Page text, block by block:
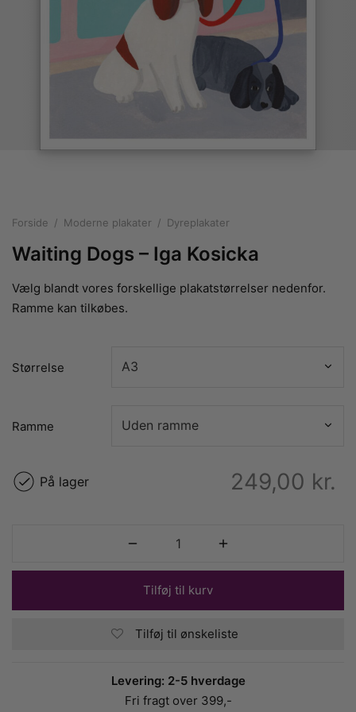
Forside / Moderne plakater / Dyreplakater
Waiting Dogs – Iga Kosicka
Vælg blandt vores forskellige plakatstørrelser nedenfor.
Ramme kan tilkøbes.
Størrelse
Ramme
249,00 kr.
På lager
Tilføj til kurv
Tilføj til ønskeliste
Levering: 2-5 hverdage
Fri fragt over 399,-
i pastelfarver
plakater
med kvinder